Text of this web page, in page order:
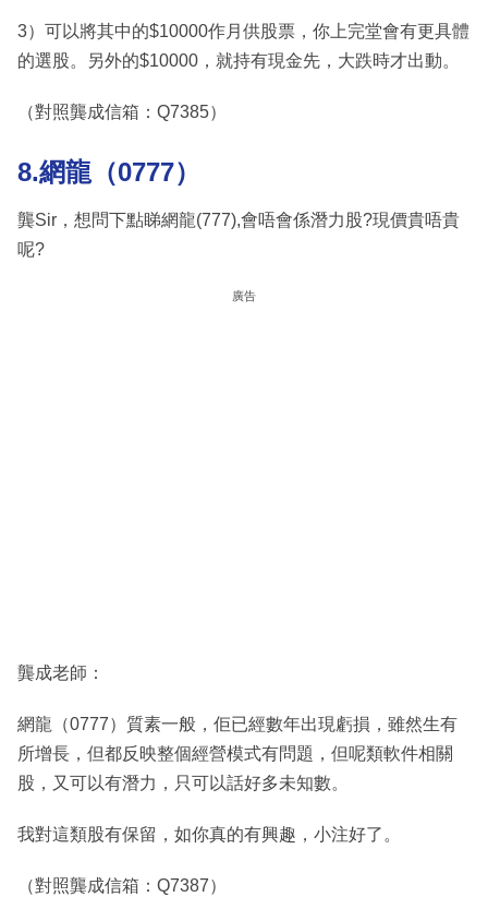
3）可以將其中的$10000作月供股票，你上完堂會有更具體
的選股。另外的$10000，就持有現金先，大跌時才出動。
（對照龔成信箱：Q7385）
8.網龍（0777）
龔Sir，想問下點睇網龍(777),會唔會係潛力股?現價貴唔貴
呢?
廣告
龔成老師：
網龍（0777）質素一般，佢已經數年出現虧損，雖然生有
所增長，但都反映整個經營模式有問題，但呢類軟件相關
股，又可以有潛力，只可以話好多未知數。
我對這類股有保留，如你真的有興趣，小注好了。
（對照龔成信箱：Q7387）